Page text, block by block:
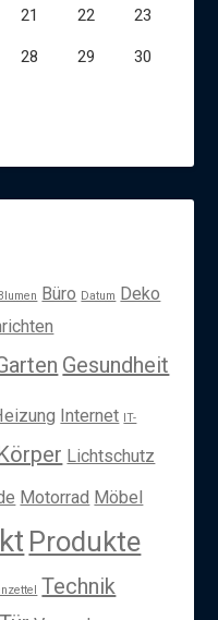
21 22 23
28 29 30
Büro Datum Deko
Gesundheit
Internet IT-
Lichtschutz
Motorrad Möbel
Produkte
Technik